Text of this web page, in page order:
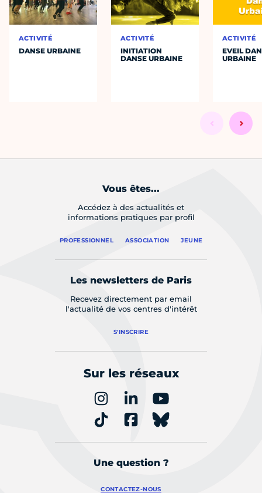
ACTIVITÉ
DANSE URBAINE
ACTIVITÉ
INITIATION
DANSE URBAINE
ACTIVITÉ
EVEIL
URBAINE
Vous êtes...
Accédez à des actualités et
informations pratiques par profil
PROFESSIONNEL ASSOCIATION JEUNE
Les newsletters de Paris
Recevez directement par email
l'actualité de vos centres d'intérêt
S'INSCRIRE
Sur les réseaux
Une question ?
CONTACTEZ-NOUS